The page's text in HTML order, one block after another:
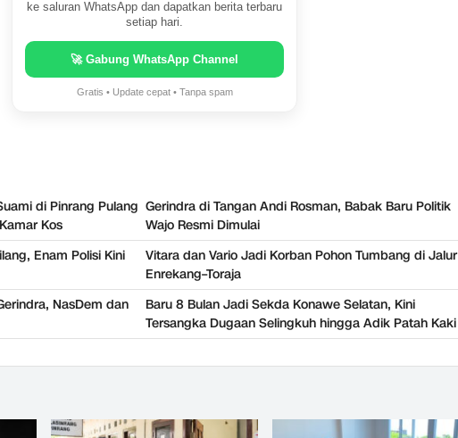
ke saluran WhatsApp dan dapatkan berita terbaru
setiap hari.
🚀 Gabung WhatsApp Channel
Gratis • Update cepat • Tanpa spam
di Pinrang Pulang
Kos
Gerindra di Tangan Andi Rosman, Babak Baru Politik
Wajo Resmi Dimulai
Enam Polisi Kini
Vitara dan Vario Jadi Korban Pohon Tumbang di Jalur
Enrekang–Toraja
NasDem dan
Baru 8 Bulan Jadi Sekda Konawe Selatan, Kini
Tersangka Dugaan Selingkuh hingga Adik Patah Kaki